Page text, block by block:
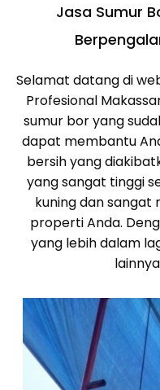
Jasa Sumur
Selamat datang di
Profesional
sumur bor yang
dapat membantu
bersih yang
yang sangat tinggi
kuning dan sangat
properti Anda.
yang lebih dalam